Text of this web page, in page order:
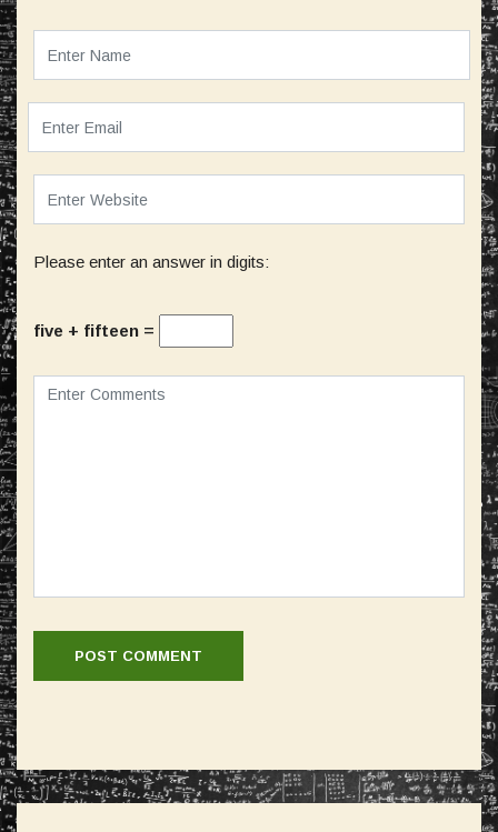
Please enter an answer in digits:
five + fifteen =